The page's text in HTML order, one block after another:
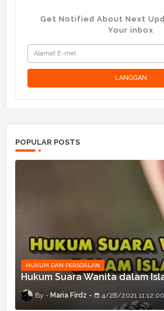
Get Notified About Next
Your inbox
POPULAR POSTS
HUKUM DAN PERSOALAN
Hukum Suara Wanita dalam
Maria Firdz 4/28/2021